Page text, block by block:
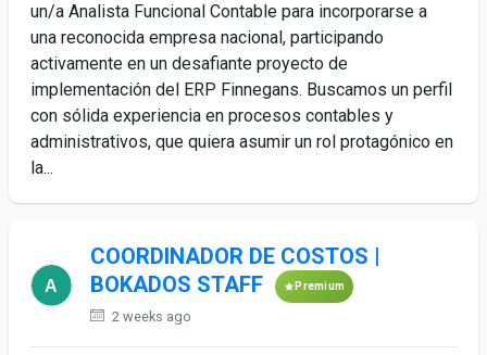
un/a Analista Funcional Contable para incorporarse a
una reconocida empresa nacional, participando
activamente en un desafiante proyecto de
implementación del ERP Finnegans. Buscamos un perfil
con sólida experiencia en procesos contables y
administrativos, que quiera asumir un rol protagónico en
la...
COORDINADOR DE COSTOS |
BOKADOS STAFF
Premium
2 weeks ago